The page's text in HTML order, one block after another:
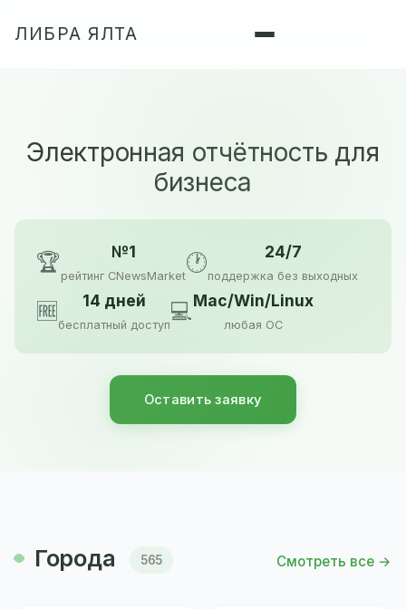
ЛИБРА ЯЛТА
Электронная отчётность для
бизнеса
🏆 №1
рейтинг CNewsMarket
🕐 24/7
поддержка без выходных
🆓 14 дней
бесплатный доступ
💻Mac/Win/Linux
любая ОС
Оставить заявку
Города 565 Смотреть все →